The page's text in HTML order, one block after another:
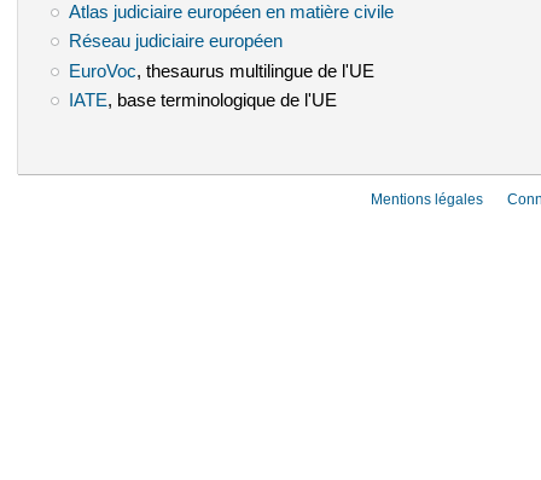
Atlas judiciaire européen en matière civile(le lien est externe)
Réseau judiciaire européen(le lien est externe)
EuroVoc (le lien est externe)
, thesaurus multilingue de l'UE
IATE (le lien est externe)
, base terminologique de l'UE
Mentions légales